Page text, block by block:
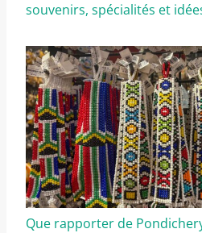
souvenirs, spécialités et
Que rapporter de